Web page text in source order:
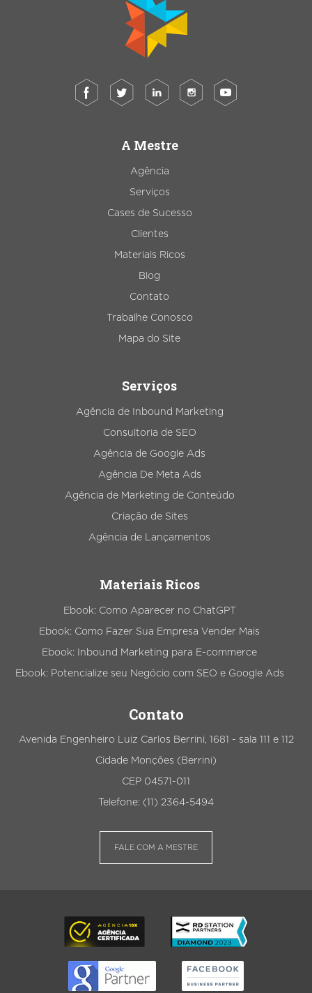
A Mestre
Agência
Serviços
Cases de Sucesso
Clientes
Materiais Ricos
Blog
Contato
Trabalhe Conosco
Mapa do Site
Serviços
Agência de Inbound Marketing
Consultoria de SEO
Agência de Google Ads
Agência De Meta Ads
Agência de Marketing de Conteúdo
Criação de Sites
Agência de Lançamentos
Materiais Ricos
Ebook: Como Aparecer no ChatGPT
Ebook: Como Fazer Sua Empresa Vender Mais
Ebook: Inbound Marketing para E-commerce
Ebook: Potencialize seu Negócio com SEO e Google Ads
Contato
Avenida Engenheiro Luiz Carlos Berrini, 1681 - sala 111 e 112
Cidade Monções (Berrini)
CEP 04571-011
Telefone: (11) 2364-5494
FALE COM A MESTRE